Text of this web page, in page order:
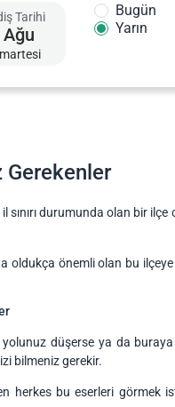
Tarihi
Ağu
Bugün
Yarın
Gerekenler
durumunda olan bir ilçe
oldukça önemli olan bu
yolunuz düşerse ya da
bilmeniz gerekir.
herkes bu eserleri görmek